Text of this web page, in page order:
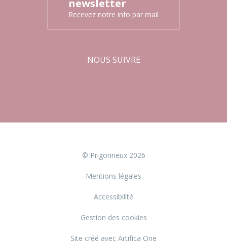
newsletter
Recevez notre info par mail
NOUS SUIVRE
© Prigonrieux 2026
Mentions légales
Accessibilité
Gestion des cookies
Site créé avec Artifica One